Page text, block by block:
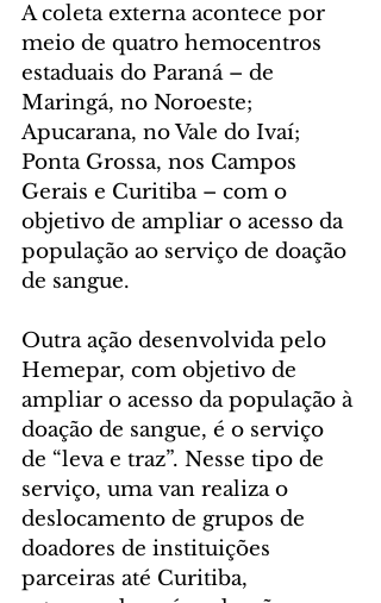
A coleta externa acontece por
meio de quatro hemocentros
estaduais do Paraná – de
Maringá, no Noroeste;
Apucarana, no Vale do Ivaí;
Ponta Grossa, nos Campos
Gerais e Curitiba – com o
objetivo de ampliar o acesso da
população ao serviço de doação
de sangue.
Outra ação desenvolvida pelo
Hemepar, com objetivo de
ampliar o acesso da população à
doação de sangue, é o serviço
de “leva e traz”. Nesse tipo de
serviço, uma van realiza o
deslocamento de grupos de
doadores de instituições
parceiras até Curitiba,